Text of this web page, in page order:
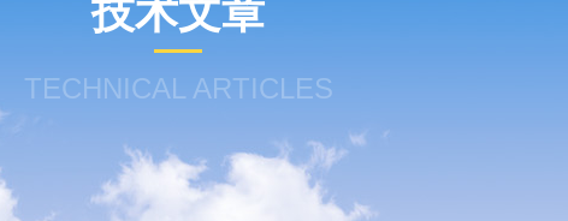
技术文章
TECHNICAL ARTICLES